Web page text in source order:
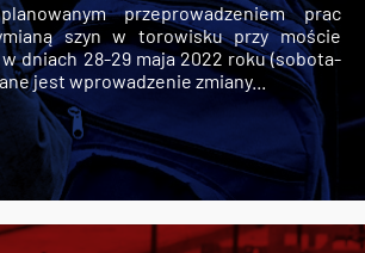
przeprowadzeniem prac
szyn w torowisku przy moście
dniach 28-29 maja 2022 roku (sobota-
jest wprowadzenie zmiany...